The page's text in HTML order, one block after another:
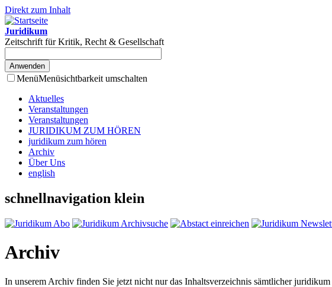
Direkt zum Inhalt
Juridikum
Zeitschrift für Kritik, Recht & Gesellschaft
MenüMenüsichtbarkeit umschalten
Aktuelles
Veranstaltungen
Veranstaltungen
JURIDIKUM ZUM HÖREN
juridikum zum hören
Archiv
Über Uns
english
schnellnavigation klein
Archiv
In unserem Archiv finden Sie jetzt nicht nur das Inhaltsverzeichnis sämtlicher